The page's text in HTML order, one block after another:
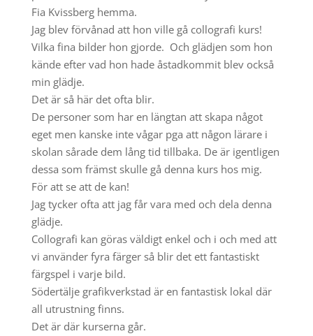
Fia Kvissberg hemma.
Jag blev förvånad att hon ville gå collografi kurs!
Vilka fina bilder hon gjorde. Och glädjen som hon
kände efter vad hon hade åstadkommit blev också
min glädje.
Det är så här det ofta blir.
De personer som har en längtan att skapa något
eget men kanske inte vågar pga att någon lärare i
skolan sårade dem lång tid tillbaka. De är igentligen
dessa som främst skulle gå denna kurs hos mig.
För att se att de kan!
Jag tycker ofta att jag får vara med och dela denna
glädje.
Collografi kan göras väldigt enkel och i och med att
vi använder fyra färger så blir det ett fantastiskt
färgspel i varje bild.
Södertälje grafikverkstad är en fantastisk lokal där
all utrustning finns.
Det är där kurserna går.